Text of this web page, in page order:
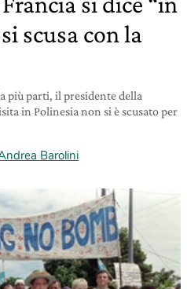
scusa con la
più parti, il presidente della
in Polinesia non si è scusato per
Barolini